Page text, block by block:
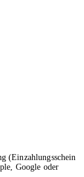
(Einzahlungsschein
Google oder